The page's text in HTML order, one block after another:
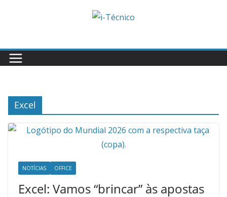
Excel
NOTÍCIAS OFFICE
Excel: Vamos “brincar” às apostas